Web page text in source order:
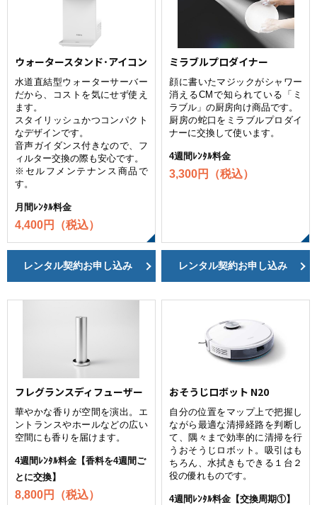
ウォータースタンド･アイコン
水道直結型ウォーターサーバー
だから、コストを気にせず使え
ます。
スタイリッシュかつコンパクト
なデザインです。
音声ガイダンス付きなので、フ
ィルター交換の際も安心です。
※セルフメンテナンス商品で
す。
月間ﾚﾝﾀﾙ料金
4,400円（税込）
レンタル契約お申し込み
ミラブルプロダイナー
顔に書いたマジックがシャワー
消えるCMで知られている「ミ
ラブル」の厨房向け商品です。
厨房の蛇口をミラブルプロダイ
ナーに交換して使います。
4週間ﾚﾝﾀﾙ料金
3,300円（税込）
レンタル契約お申し込み
フレグランスディフューザー
華やかな香りが空間を演出。エ
ントランスやホールなどの広い
空間にも香りを届けます。
4週間ﾚﾝﾀﾙ料金【香料を4週間ご
とに交換】
8,800円（税込）
おそうじロボット N20
自分の位置をマップ上で把握し
ながら最適な清掃経路を判断し
て、隅々まで効率的に清掃を行
うおそうじロボット。吸引はも
ちろん、水拭きもできる１台２
役の優れものです。
4週間ﾚﾝﾀﾙ料金【交換周期①】